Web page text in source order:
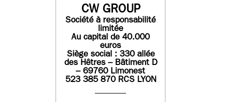
CW GROUP
Société à responsabilité
limitée
Au capital de 40.000
euros
Siège social : 330 allée
des Hêtres – Bâtiment D
– 69760 Limonest
523 385 870 RCS LYON